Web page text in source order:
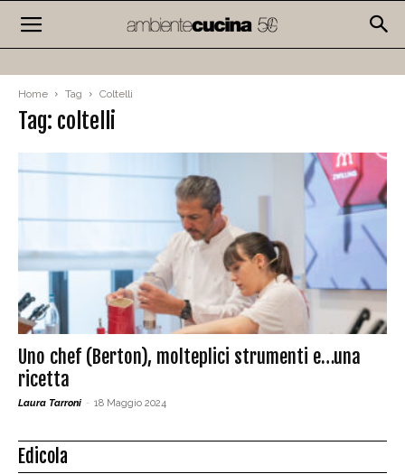
Home Tag Coltelli
Tag: coltelli
Uno chef (Berton), molteplici strumenti e…una
ricetta
Laura Tarroni - 18 Maggio 2024
Edicola